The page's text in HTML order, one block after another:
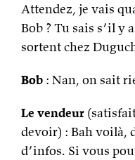
Attendez, je vais
Bob ? Tu sais s’il y
sortent chez
Bob : Nan, on sait
Le vendeur
devoir) : Bah voilà,
d’infos. Si vous